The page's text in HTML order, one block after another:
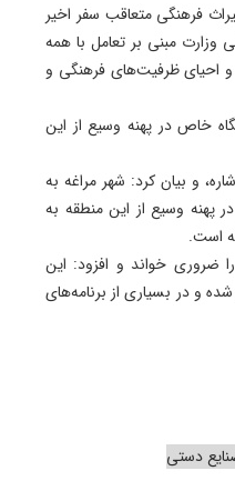
فرهنگی متعاقب سفر اخیر
مبنی بر تعامل با همه
احیای ظرفیت‌های فرهنگی و
خاص در پهنه وسیع از این
و بیان کرد: شهر مراغه به
پهنه وسیع از این منطقه به
است.
ضروری خواند و افزود: این
و در بسیاری از برنامه‌های
دستی